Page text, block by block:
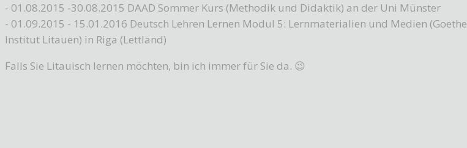
- 01.08.2015 -30.08.2015 DAAD Sommer Kurs (Methodik und Didaktik) an der Uni Münster
- 01.09.2015 - 15.01.2016 Deutsch Lehren Lernen Modul 5: Lernmaterialien und Medien (Goethe
Institut Litauen) in Riga (Lettland)
Falls Sie Litauisch lernen möchten, bin ich immer für Sie da. 😉